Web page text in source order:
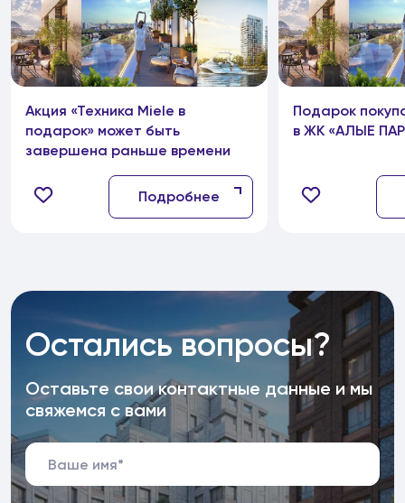
Акция «Техника Miele в
подарок» может быть
завершена раньше времени
Подробнее
Подарок
в ЖК «АЛЫЕ
Остались вопросы?
Оставьте свои контактные данные и мы
свяжемся с вами